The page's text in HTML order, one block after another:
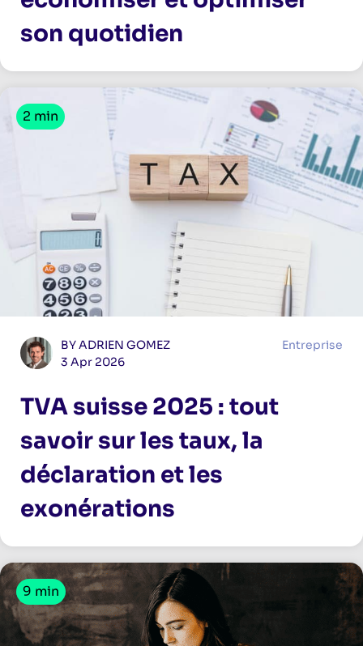
son quotidien
2 min
BY ADRIEN GOMEZ
3 Apr 2026
Entreprise
TVA suisse 2025 : tout
savoir sur les taux, la
déclaration et les
exonérations
9 min